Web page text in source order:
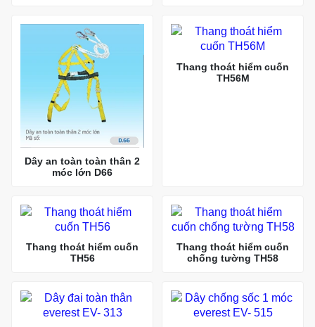
Dây an toàn toàn thân 2
móc lớn D66
Thang thoát hiểm cuốn
TH56M
Thang thoát hiểm cuốn
TH56
Thang thoát hiểm cuốn
chống tường TH58